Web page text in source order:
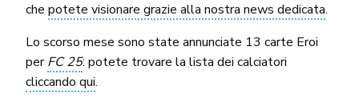
che potete visionare grazie alla nostra news dedicata.
Lo scorso mese sono state annunciate 13 carte Eroi
perFC 25: potete trovare la lista dei calciatori
cliccando qui.